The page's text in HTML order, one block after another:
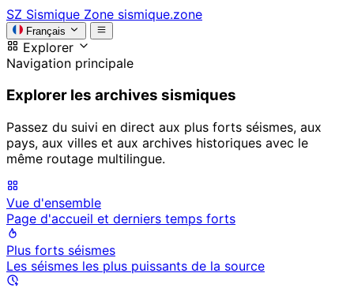
SZ Sismique Zone sismique.zone
Français
Explorer
Navigation principale
Explorer les archives sismiques
Passez du suivi en direct aux plus forts séismes, aux
pays, aux villes et aux archives historiques avec le
même routage multilingue.
Vue d'ensemble
Page d'accueil et derniers temps forts
Plus forts séismes
Les séismes les plus puissants de la source